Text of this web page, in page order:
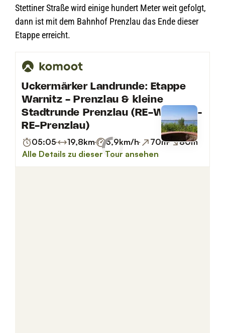
Stet­ti­ner Straße wird einige hun­dert Meter weit gefolgt,
dann ist mit dem Bahn­hof Prenz­lau das Ende die­ser
Etappe erreicht.